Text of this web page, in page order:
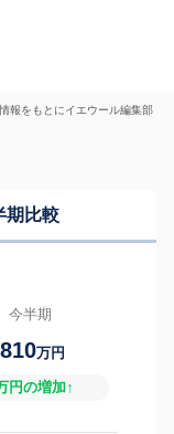
報をもとにイエウール編集部
期比較
今半期
810万円
円の増加↑